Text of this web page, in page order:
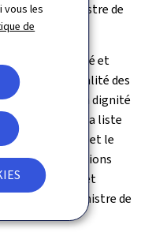
vous les
de
Hansen, ministre de
entre solidarité et
une égalité des
le respect de la dignité
apportées à la liste
cette voie et le
d'adaptations
scientifiques et
Deprez, ministre de